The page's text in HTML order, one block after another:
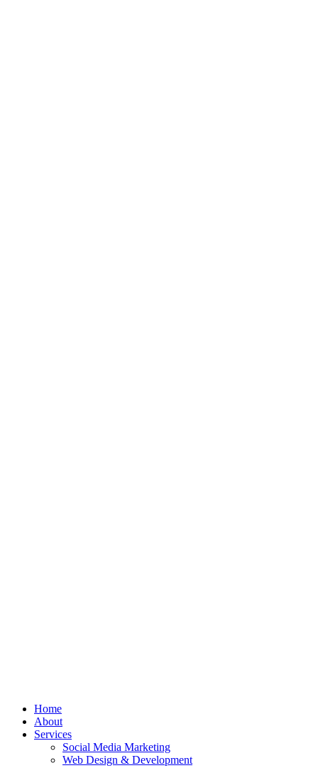
Home
About
Services
Social Media Marketing
Web Design & Development